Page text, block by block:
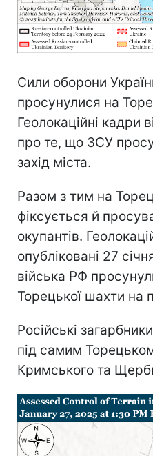
Сили оборони
просунулися на
Геолокаційні кадри
про те, що ЗСУ
захід міста.
Разом з тим на
фіксується й
окупантів.
опубліковані 27
війська РФ
Торецької шахти на
Російські
під самим
Кримського та